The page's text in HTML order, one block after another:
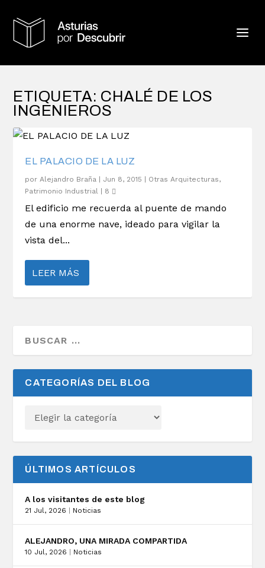
ETIQUETA: CHALÉ DE LOS
INGENIEROS
EL PALACIO DE LA LUZ
porAlejandro Braña Jun 8, 2015 Otras Arquitecturas,
Patrimonio Industrial
8
El edificio me recuerda al puente de mando
de una enorme nave, ideado para vigilar la
vista del...
LEER MÁS
CATEGORÍAS DEL BLOG
ÚLTIMOS ARTÍCULOS
A los visitantes de este blog
21 Jul, 2026 Noticias
ALEJANDRO, UNA MIRADA COMPARTIDA
10 Jul, 2026 Noticias